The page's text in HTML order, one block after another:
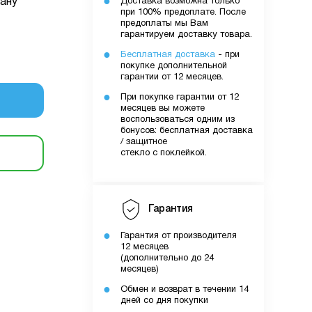
при 100% предоплате. После
предоплаты мы Вам
гарантируем доставку товара.
Бесплатная доставка - при
покупке дополнительной
гарантии от 12 месяцев.
При покупке гарантии от 12
месяцев вы можете
воспользоваться одним из
бонусов: бесплатная доставка
/ защитное
стекло с поклейкой.
Гарантия
Гарантия от производителя
12 месяцев
(дополнительно до 24
месяцев)
Обмен и возврат в течении 14
дней со дня покупки